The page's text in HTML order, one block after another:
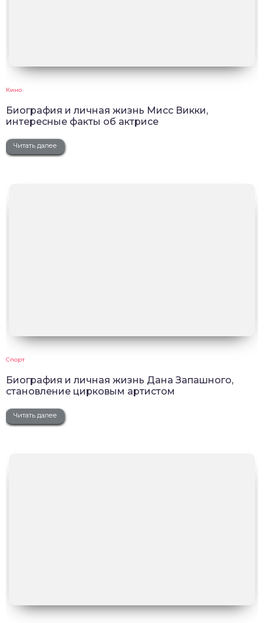
Кино
Биография и личная жизнь Мисс Викки,
интересные факты об актрисе
Читать далее
Спорт
Биография и личная жизнь Дана Запашного,
становление цирковым артистом
Читать далее